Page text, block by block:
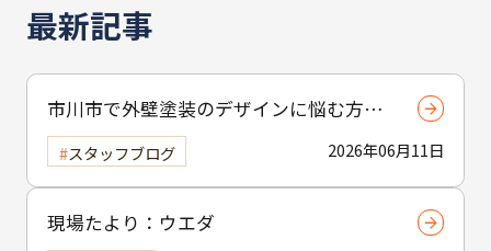
最新記事
市川市で外壁塗装のデザインに悩む方へ
｜ 色選びの失敗を防ぐポイント
2026年06月11日
スタッフブログ
現場たより：ウエダ